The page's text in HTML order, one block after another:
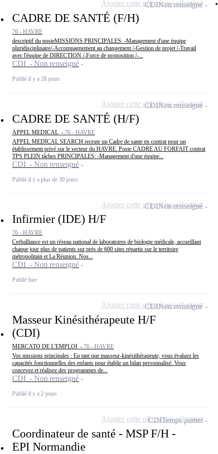
CADRE DE SANTÉ (F/H)
76 - HAVRE
descriptif du posteMISSIONS PRINCIPALES: -Management d'une équipe
pluridisciplinaire/-Accompagnement au changement /-Gestion de projet /-Travail
avec l'équipe de DIRECTION /-Force de proposition /-...
CDI - Non renseigné
Publié il y a 28 jours
CDINon renseigné
Ajouter cette offre à ma sélection
CADRE DE SANTÉ (H/F)
APPEL MEDICAL - 76 - HAVRE
APPEL MEDICAL SEARCH recrute un Cadre de sante en contrat pour un
établissement privé sur le secteur du HAVRE. Poste CADRE AU FORFAIT contrat
TPS PLEIN.tâches PRINCIPALES: -Management d'une équipe...
CDI - Non renseigné
Publié il y a plus de 30 jours
CDINon renseigné
Ajouter cette offre à ma sélection
Infirmier (IDE) H/F
76 - HAVRE
Cerballiance est un réseau national de laboratoires de biologie médicale, accueillant
chaque jour plus de patients sur près de 600 sites répartis sur le territoire
métropolitain et La Réunion. Nos...
CDI - Non renseigné
Publié hier
CDINon renseigné
Ajouter cette offre à ma sélection
Masseur Kinésithérapeute H/F
(CDI)
MERCATO DE L'EMPLOI - 76 - HAVRE
Vos missions principales : En tant que masseur-kinésithérapeute, vous évaluez les
capacités fonctionnelles des enfants pour établir un bilan personnalisé. Vous
concevez et réalisez des programmes de...
CDI - Non renseigné
Publié il y a 2 jours
CDINon renseigné
Ajouter cette offre à ma sélection
Coordinateur de santé - MSP F/H -
EPI Normandie
CDITemps partiel
Ajouter cette offre à ma sélection